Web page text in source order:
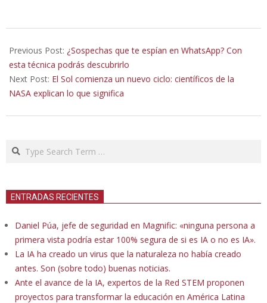
09-
17
Previous Post: ¿Sospechas que te espían en WhatsApp? Con
esta técnica podrás descubrirlo
Next Post: El Sol comienza un nuevo ciclo: científicos de la
NASA explican lo que significa
Search
ENTRADAS RECIENTES
Daniel Púa, jefe de seguridad en Magnific: «ninguna persona a
primera vista podría estar 100% segura de si es IA o no es IA».
La IA ha creado un virus que la naturaleza no había creado
antes. Son (sobre todo) buenas noticias.
Ante el avance de la IA, expertos de la Red STEM proponen
proyectos para transformar la educación en América Latina